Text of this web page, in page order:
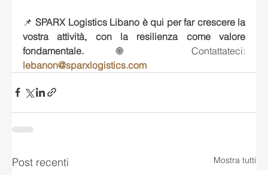
📌 SPARX Logistics Libano è qui per far crescere la
vostra attività, con la resilienza come valore
fondamentale.
lebanon@sparxlogistics.com
Post recenti Mostra tutti